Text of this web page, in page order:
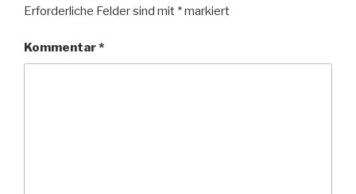
Erforderliche Felder sind mit *markiert
Kommentar*